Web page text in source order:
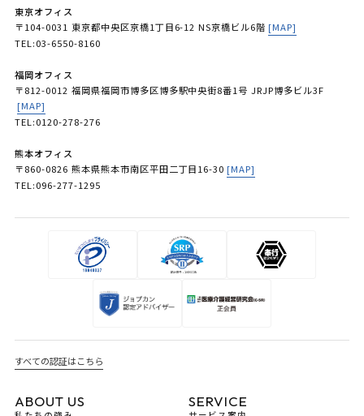
東京オフィス
〒104-0031 東京都中央区京橋1丁目6-12 NS京橋ビル6階 [MAP]
TEL:03-6550-8160
福岡オフィス
〒812-0012 福岡県福岡市博多区博多駅中央街8番1号 JRJP博多ビル3F
[MAP]
TEL:0120-278-276
熊本オフィス
〒860-0826 熊本県熊本市南区平田二丁目16-30 [MAP]
TEL:096-277-1295
すべての認証はこちら
ABOUT US SERVICE